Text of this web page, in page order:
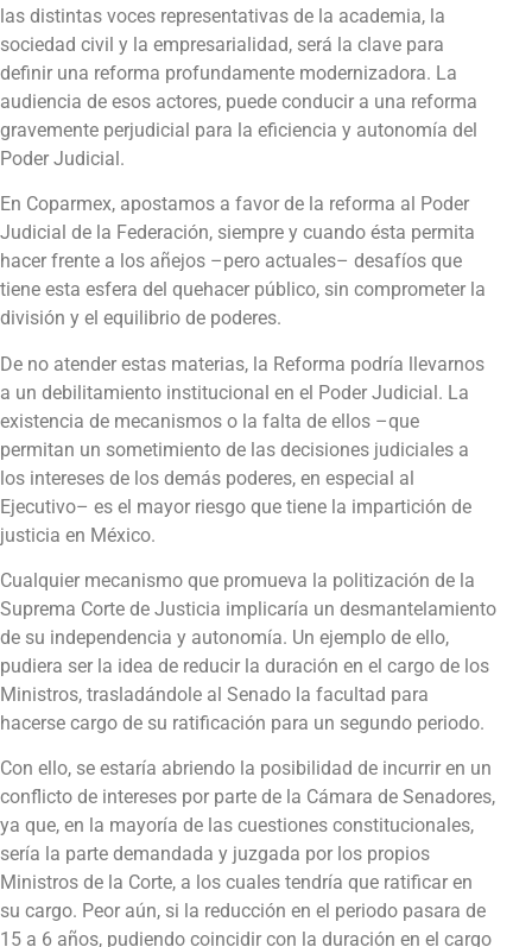
las distintas voces representativas de la academia, la
sociedad civil y la empresarialidad, será la clave para
definir una reforma profundamente modernizadora. La
audiencia de esos actores, puede conducir a una reforma
gravemente perjudicial para la eficiencia y autonomía del
Poder Judicial.
En Coparmex, apostamos a favor de la reforma al Poder
Judicial de la Federación, siempre y cuando ésta permita
hacer frente a los añejos –pero actuales– desafíos que
tiene esta esfera del quehacer público, sin comprometer la
división y el equilibrio de poderes.
De no atender estas materias, la Reforma podría llevarnos
a un debilitamiento institucional en el Poder Judicial. La
existencia de mecanismos o la falta de ellos –que
permitan un sometimiento de las decisiones judiciales a
los intereses de los demás poderes, en especial al
Ejecutivo– es el mayor riesgo que tiene la impartición de
justicia en México.
Cualquier mecanismo que promueva la politización de la
Suprema Corte de Justicia implicaría un desmantelamiento
de su independencia y autonomía. Un ejemplo de ello,
pudiera ser la idea de reducir la duración en el cargo de los
Ministros, trasladándole al Senado la facultad para
hacerse cargo de su ratificación para un segundo periodo.
Con ello, se estaría abriendo la posibilidad de incurrir en un
conflicto de intereses por parte de la Cámara de Senadores,
ya que, en la mayoría de las cuestiones constitucionales,
sería la parte demandada y juzgada por los propios
Ministros de la Corte, a los cuales tendría que ratificar en
su cargo. Peor aún, si la reducción en el periodo pasara de
15 a 6 años, pudiendo coincidir con la duración en el cargo